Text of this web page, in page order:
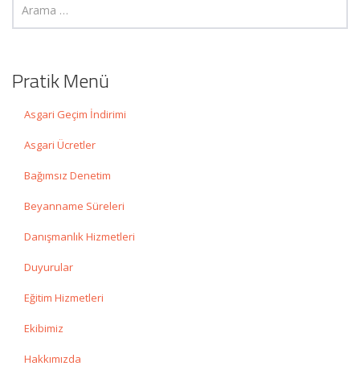
Pratik Menü
Asgari Geçim İndirimi
Asgari Ücretler
Bağımsız Denetim
Beyanname Süreleri
Danışmanlık Hizmetleri
Duyurular
Eğitim Hizmetleri
Ekibimiz
Hakkımızda